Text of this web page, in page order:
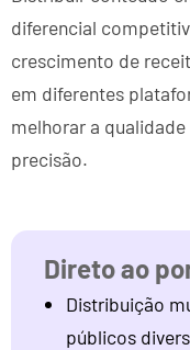
diferencial
crescimento de
em diferentes
melhorar a
precisão.
Distribuição
públicos